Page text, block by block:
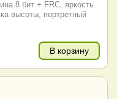
8 бит + FRC, яркость
высоты, портретный
В корзину